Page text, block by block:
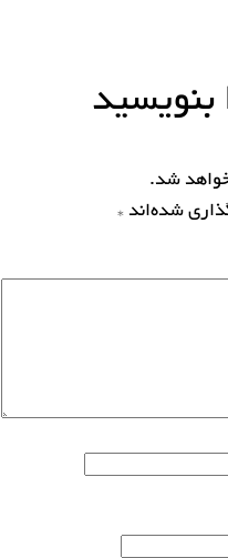
بنویسید
شد.
شده‌اند *